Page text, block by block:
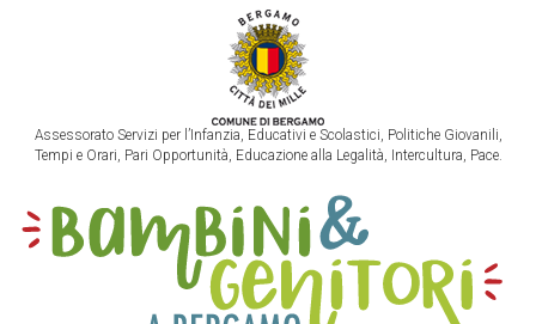
Assessorato Servizi per l’Infanzia, Educativi e Scolastici, Politiche Giovanili,
Tempi e Orari, Pari Opportunità, Educazione alla Legalità, Intercultura, Pace.